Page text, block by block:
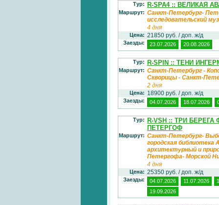
Тур: R-SPA4 :: ВЕЛИКАЯ
Маршрут: Санкт-Петербург-
исследовательский
4 дня
Цена: 21850 руб. / доп. ж/д
Заезды: 23.07.2026 20.08.2026
Тур: R-SPIN :: ТЕНИ
Маршрут: Санкт-Петербург -
Скворицы - Санкт-
2 дня
Цена: 18900 руб. / доп. ж/д
Заезды: 04.07.2026 18.07.2026
Тур: R-VSH :: ТРИ
ПЕТЕРГОФ
Маршрут: Санкт-Петербург-
городская
архитектурный и
Петергофа- Морской
4 дня
Цена: 25350 руб. / доп. ж/д
Заезды: 04.07.2026 11.07.2026
19.09.2026